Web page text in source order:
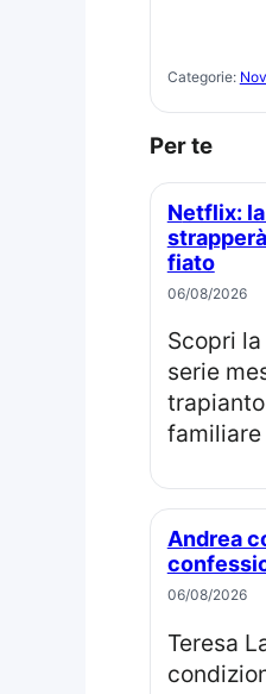
Categorie:
Per te
Netflix: la nuova serie che ti
fiato
06/08/2026
Scopri la trama de L’altro padre, la
serie
familiare
Andrea corso dopo l’incidente: la
06/08/2026
Teresa Langella aggiorna sulle